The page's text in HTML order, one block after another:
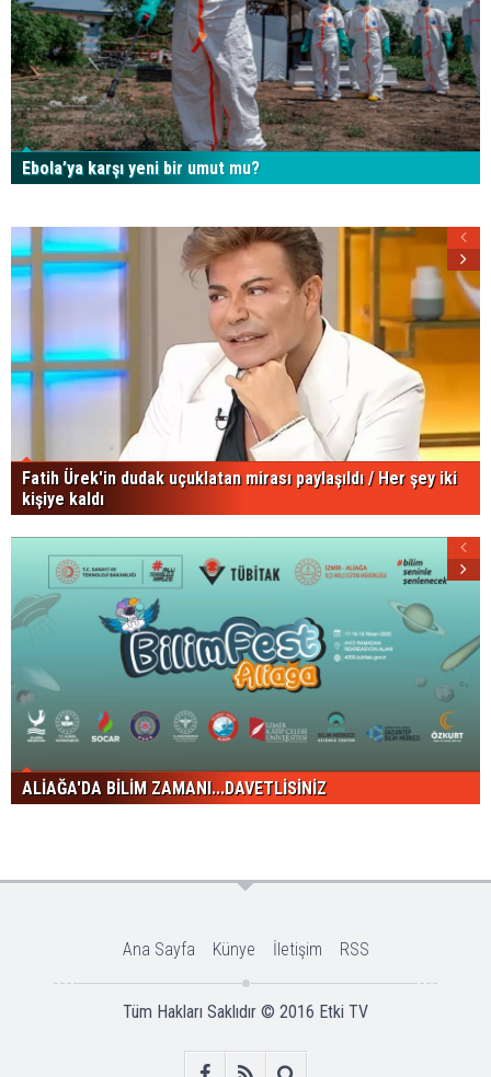
Ebola’ya karşı yeni bir umut mu?
Fatih Ürek'in dudak uçuklatan mirası paylaşıldı / Her şey iki
kişiye kaldı
ALİAĞA'DA BİLİM ZAMANI...DAVETLİSİNİZ
Ana Sayfa Künye İletişim RSS
Tüm Hakları Saklıdır © 2016 Etki TV